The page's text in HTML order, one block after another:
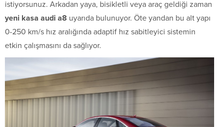
istiyorsunuz. Arkadan yaya, bisikletli veya araç geldiği zaman
yeni kasa audi a8 uyarıda bulunuyor. Öte yandan bu alt yapı
0-250 km/s hız aralığında adaptif hız sabitleyici sistemin
etkin çalışmasını da sağlıyor.